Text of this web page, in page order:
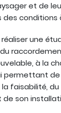
et de
des conditions
réaliser une
à la
permettant de
faisabilité,
son